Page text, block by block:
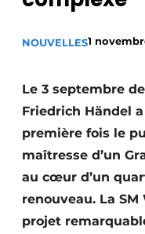
Video’s
Construction bois
Contrôle d’accès
Fondations
NOUVELLES1
Le 3 septembre
Friedrich Händel
première fois le
maîtresse d’un
au cœur d’un
renouveau. La
projet